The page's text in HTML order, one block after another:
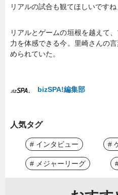
リアルの試合も観てほしいですね
リアルとゲームの垣根を越えて
力を体感できる今。里崎さんの
められていた。
bizSPA!編集部
人気タグ
# インタビュー #
# メジャーリーグ